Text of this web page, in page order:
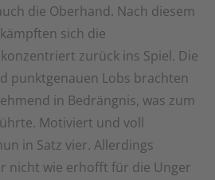
die Oberhand. Nach diesem
sich die
zurück ins Spiel. Die
punktgenauen Lobs brachten
in Bedrängnis, was zum
Motiviert und voll
in Satz vier. Allerdings
nicht wie erhofft für die Unger